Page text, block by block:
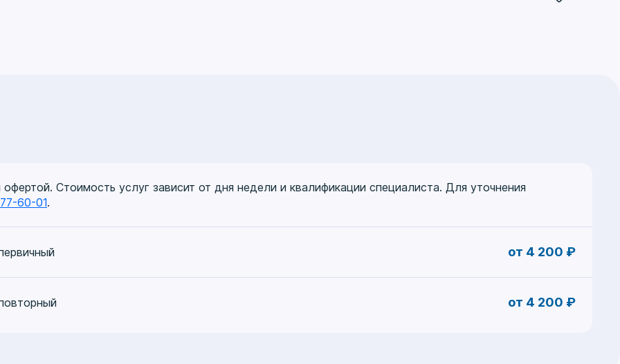
«Диетология», 2019 г.
на догоспитальном этапе», АНО ДПО, 2020 г.
выбора», ФГБУЗ ЦКБ РАН, 2020 г.
ООО Акнауцер, 2021 г.
Многопрофильная академия развития и технологий, 2021 г.
2024 г.
Стоимость услуг зависит от дня недели и квалификации специалиста. Для уточнения
60-01.
от 4 200 ₽
от 4 200 ₽